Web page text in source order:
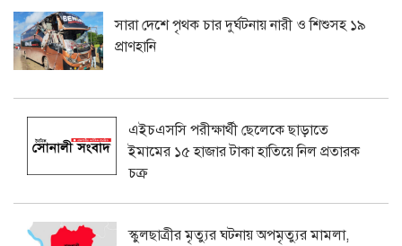
সারা দেশে পৃথক চার দুর্ঘটনায় নারী ও শিশুসহ ১৯
প্রাণহানি
এইচএসসি পরীক্ষার্থী ছেলেকে ছাড়াতে
ইমামের ১৫ হাজার টাকা হাতিয়ে নিল প্রতারক
চক্র
স্কুলছাত্রীর মৃত্যুর ঘটনায় অপমৃত্যুর মামলা,